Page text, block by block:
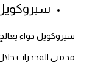
سيروكويل دواء
مدمني المخدرات